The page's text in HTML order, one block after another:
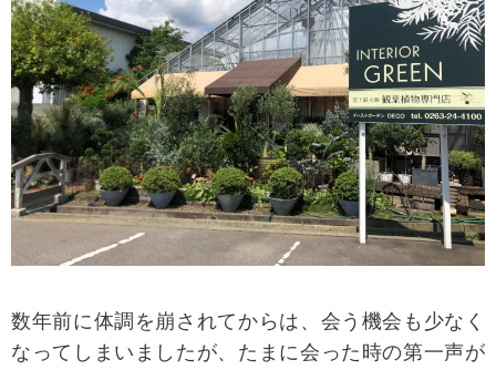
数年前に体調を崩されてからは、会う機会も少なく
なってしまいましたが、たまに会った時の第一声が